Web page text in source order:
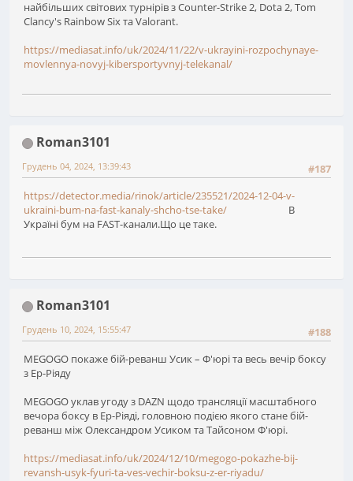
найбільших світових турнірів з Counter-Strike 2, Dota 2, Tom
Clancy's Rainbow Six та Valorant.
https://mediasat.info/uk/2024/11/22/v-ukrayini-rozpochynaye-
movlennya-novyj-kibersportyvnyj-telekanal/
Roman3101
#187
Грудень 04, 2024, 13:39:43
https://detector.media/rinok/article/235521/2024-12-04-v-
ukraini-bum-na-fast-kanaly-shcho-tse-take/ В
Україні бум на FAST-канали.Що це таке.
Roman3101
#188
Грудень 10, 2024, 15:55:47
MEGOGO покаже бій-реванш Усик – Ф'юрі та весь вечір боксу
з Ер-Ріяду
MEGOGO уклав угоду з DAZN щодо трансляції масштабного
вечора боксу в Ер-Ріяді, головною подією якого стане бій-
реванш між Олександром Усиком та Тайсоном Ф'юрі.
https://mediasat.info/uk/2024/12/10/megogo-pokazhe-bij-
revansh-usyk-fyuri-ta-ves-vechir-boksu-z-er-riyadu/